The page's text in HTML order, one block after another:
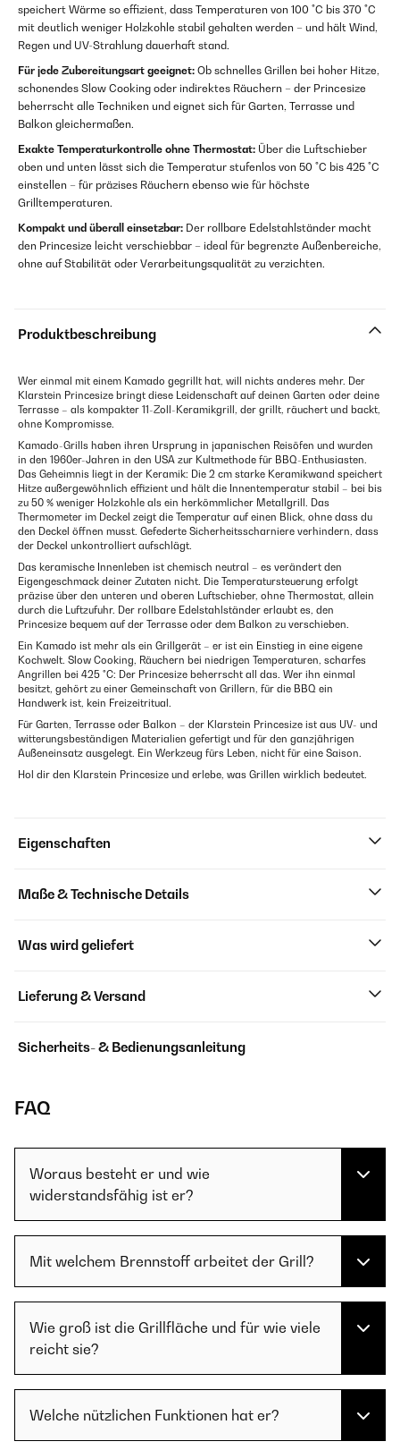
speichert Wärme so effizient, dass Temperaturen von 100 °C bis 370 °C
mit deutlich weniger Holzkohle stabil gehalten werden – und hält Wind,
Regen und UV-Strahlung dauerhaft stand.
Für jede Zubereitungsart geeignet: Ob schnelles Grillen bei hoher Hitze,
schonendes Slow Cooking oder indirektes Räuchern – der Princesize
beherrscht alle Techniken und eignet sich für Garten, Terrasse und
Balkon gleichermaßen.
Exakte Temperaturkontrolle ohne Thermostat: Über die Luftschieber
oben und unten lässt sich die Temperatur stufenlos von 50 °C bis 425 °C
einstellen – für präzises Räuchern ebenso wie für höchste
Grilltemperaturen.
Kompakt und überall einsetzbar: Der rollbare Edelstahlständer macht
den Princesize leicht verschiebbar – ideal für begrenzte Außenbereiche,
ohne auf Stabilität oder Verarbeitungsqualität zu verzichten.
Produktbeschreibung
Wer einmal mit einem Kamado gegrillt hat, will nichts anderes mehr. Der
Klarstein Princesize bringt diese Leidenschaft auf deinen Garten oder deine
Terrasse – als kompakter 11-Zoll-Keramikgrill, der grillt, räuchert und backt,
ohne Kompromisse.
Kamado-Grills haben ihren Ursprung in japanischen Reisöfen und wurden
in den 1960er-Jahren in den USA zur Kultmethode für BBQ-Enthusiasten.
Das Geheimnis liegt in der Keramik: Die 2 cm starke Keramikwand speichert
Hitze außergewöhnlich effizient und hält die Innentemperatur stabil – bei bis
zu 50 % weniger Holzkohle als ein herkömmlicher Metallgrill. Das
Thermometer im Deckel zeigt die Temperatur auf einen Blick, ohne dass du
den Deckel öffnen musst. Gefederte Sicherheitsscharniere verhindern, dass
der Deckel unkontrolliert aufschlägt.
Das keramische Innenleben ist chemisch neutral – es verändert den
Eigengeschmack deiner Zutaten nicht. Die Temperatursteuerung erfolgt
präzise über den unteren und oberen Luftschieber, ohne Thermostat, allein
durch die Luftzufuhr. Der rollbare Edelstahlständer erlaubt es, den
Princesize bequem auf der Terrasse oder dem Balkon zu verschieben.
Ein Kamado ist mehr als ein Grillgerät – er ist ein Einstieg in eine eigene
Kochwelt. Slow Cooking, Räuchern bei niedrigen Temperaturen, scharfes
Angrillen bei 425 °C: Der Princesize beherrscht all das. Wer ihn einmal
besitzt, gehört zu einer Gemeinschaft von Grillern, für die BBQ ein
Handwerk ist, kein Freizeitritual.
Für Garten, Terrasse oder Balkon – der Klarstein Princesize ist aus UV- und
witterungsbeständigen Materialien gefertigt und für den ganzjährigen
Außeneinsatz ausgelegt. Ein Werkzeug fürs Leben, nicht für eine Saison.
Hol dir den Klarstein Princesize und erlebe, was Grillen wirklich bedeutet.
Eigenschaften
Maße & Technische Details
Was wird geliefert
Lieferung & Versand
Sicherheits- & Bedienungsanleitung
FAQ
Woraus besteht er und wie
widerstandsfähig ist er?
Mit welchem Brennstoff arbeitet der Grill?
Wie groß ist die Grillfläche und für wie viele
reicht sie?
Welche nützlichen Funktionen hat er?